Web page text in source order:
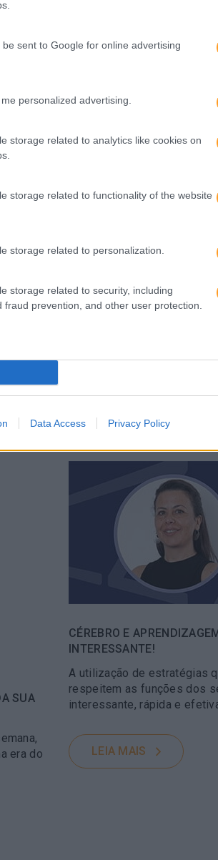
sent to Google for online advertising
personalized advertising.
storage related to analytics like cookies on
storage related to functionality of the website
storage related to personalization.
storage related to security, including
prevention, and other user protection.
Data Access Privacy Policy
O
que
HOLOCRACIA:
Sim, é impossível falar de
empresa até à data a
SUA
era do
CÉREBRO E
INTERESSANTE!
A utilização de estratégias
respeitem as funções dos
interessante, rápida e
LEIA MAIS